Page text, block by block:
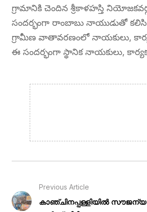
గ్రామానికి చెందిన శ్రీకాళహస్తి
సందర్భంగా రాంబాబు నాయుడుతో
గ్రామీణ వాతావరణంలో నాయకులు,
ఈ సందర్భంగా స్థానిక నాయకులు,
Previous Article
കാഞ്ചിനപ്പള്ളിയിൽ സൗജന്യ